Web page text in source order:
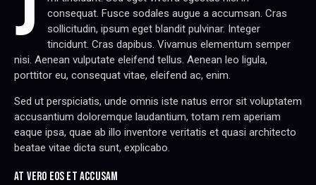
consequat. Fusce sodales augue a accumsan. Cras
sollicitudin, ipsum eget blandit pulvinar. Integer
tincidunt. Cras dapibus. Vivamus elementum semper
nisi. Aenean vulputate eleifend tellus. Aenean leo ligula,
porttitor eu, consequat vitae, eleifend ac, enim.
Sed ut perspiciatis, unde omnis iste natus error sit voluptatem
accusantium doloremque laudantium, totam rem aperiam
eaque ipsa, quae ab illo inventore veritatis et quasi architecto
beatae vitae dicta sunt, explicabo.
AT VERO EOS ET ACCUSAM